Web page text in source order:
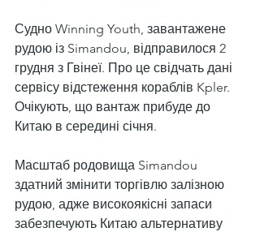
Судно Winning Youth, завантажене
рудою із Simandou, відправилося 2
грудня з Гвінеї. Про це свідчать дані
сервісу відстеження кораблів Kpler.
Очікують, що вантаж прибуде до
Китаю в середині січня.
Масштаб родовища Simandou
здатний змінити торгівлю залізною
рудою, адже високоякісні запаси
забезпечують Китаю альтернативу